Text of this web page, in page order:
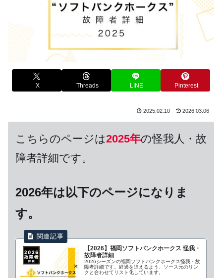
X Threads LINE Pinterest
2025.02.10 2026.03.06
こちらのページは2025年の怪我人・故
障者詳細です。
2026年は以下のページになりま
す。
【2026】福岡ソフトバンクホークス 怪我・
故障者詳細
2026シーズンの福岡ソフトバンクホークス怪我・故
障者詳細です。経過を追えるよう、ソース元のリン
クと合わせてリスト化しています。